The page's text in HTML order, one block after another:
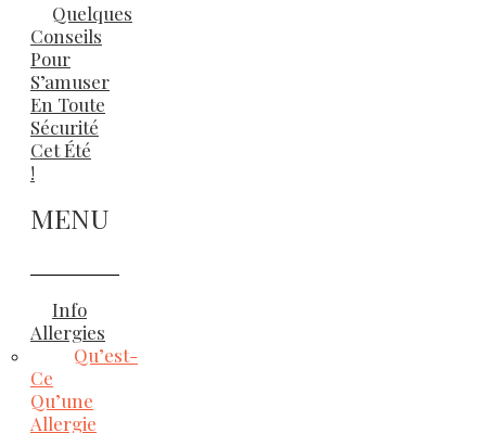
Quelques
Conseils
Pour
S’amuser
En Toute
Sécurité
Cet Été
!
MENU
Info
Allergies
Qu’est-
Ce
Qu’une
Allergie